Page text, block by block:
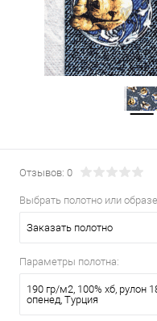
Отзывов: 0
Выбрать полотно или
Заказать полотно
Параметры полотна:
190 гр/м2, 100% хб, рулон
опенед, Турция